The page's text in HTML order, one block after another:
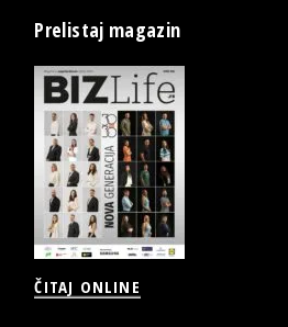
Prelistaj magazin
ČITAJ ONLINE